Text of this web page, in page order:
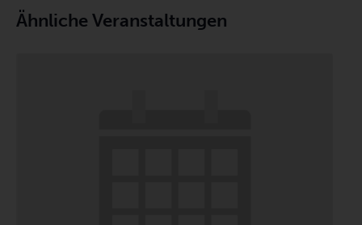
Ähnliche Veranstaltungen